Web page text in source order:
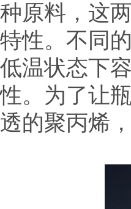
种原料，这
特性。不同
低温状态下
性。为了让
透的聚丙烯